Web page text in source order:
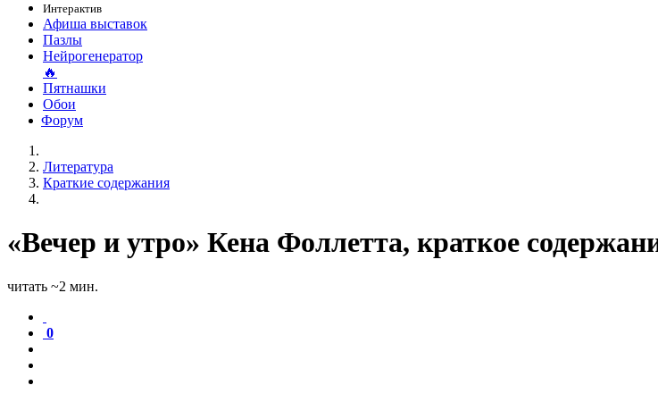
Интерактив
Афиша выставок
Пазлы
Нейрогенератор
🔥
Пятнашки
Обои
Форум
Литература
Краткие содержания
«Вечер и утро» Кена Фоллетта, краткое
читать ~2 мин.
0